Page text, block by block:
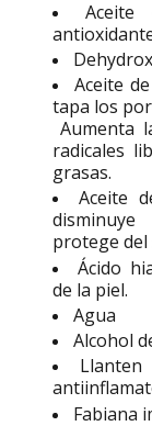
Aceite
Aceite
tapa los
Aumenta
radicales
grasas.
Aceite
protege del
Ácido
de la piel.
Agua
Alcohol
Fabiana